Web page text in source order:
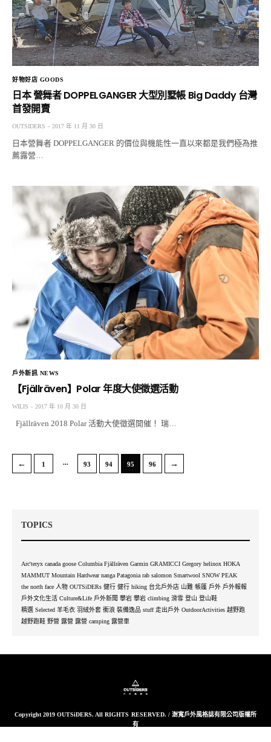
好物好店 GOODS
日本 營舞者 DOPPELGANGER 大型別墅帳 Big Daddy 台灣
首發開賣
OUTSIDERS 2017 年 11 月 30 日
日本營舞者 DOPPELGANGER 的價位與機能性一直以來都是我們極為推
薦露營…
戶外新訊 NEWS
【Fjällräven】Polar 年度大使徵選活動
WILIS 2017 年 10 月 30 日
Fjällräven 2018 Polar 活動大使徵選開催！ 瑞…
← 1 ... 93 94 95 96 →
TOPICS
Arc'teryx canada goose Columbia Fjällräven Garmin GRAMICCI Gregory helinox HOKA
MAMMUT Mountain Hardwear nanga Patagonia rab salomon Smartwool SNOW PEAK
the north face 人物 OUTSiDERs 健行 健行 hiking 台北戶外店 山難 帳篷 戶外 戶外報報
戶外文化生活 Culture&Life 戶外新聞 攀岩 攀岩 climbing 滑雪 登山 登山鞋
精選 Selected 羊毛衣 羽絨外套 衝浪 裝備逸品 stuff 走出戶外 OutdoorActivities 越野跑
越野跑鞋 野營 露營 露營 camping 露營車
Copyright 2019 OUTSiDERS. All RIGHTS RESERVED. / 澍寬戶外風格誌有限公司版權所
有